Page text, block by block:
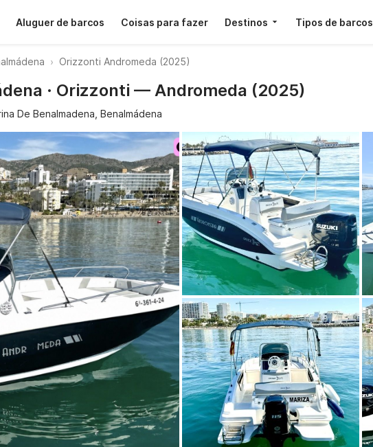
Aluguer de barcos Coisas para fazer Destinos Tipos de barcos
Orizzonti Andromeda (2025)
· Orizzonti — Andromeda (2025)
De Benalmadena, Benalmádena